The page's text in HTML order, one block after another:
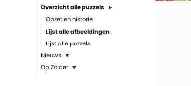
Overzicht alle puzzels
Opzet en historie
Lijst alle afbeeldingen
Lijst alle puzzels
Nieuws
Op Zolder